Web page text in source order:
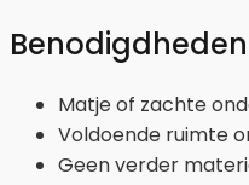
Benodigdheden
Matje of zachte
Voldoende ruimte
Geen verder